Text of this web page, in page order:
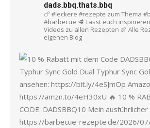
dads.bbq.thats.bbq
🍗 #leckere #rezepte zum Thema
#barbecue 🥩 Lasst euch inspirieren
Videos zu allen Rezepten 🍖 Alle
eigenen Blog